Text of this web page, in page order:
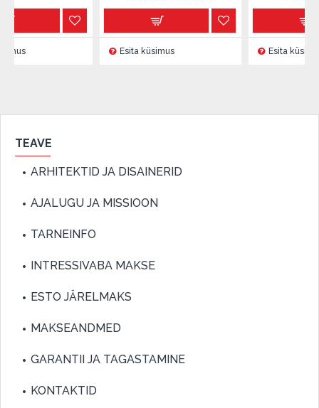
Esita küsimus Esita küsimus
TEAVE
ARHITEKTID JA DISAINERID
AJALUGU JA MISSIOON
TARNEINFO
INTRESSIVABA MAKSE
ESTO JÄRELMAKS
MAKSEANDMED
GARANTII JA TAGASTAMINE
KONTAKTID